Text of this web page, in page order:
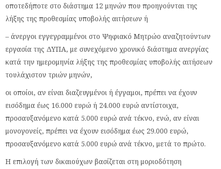
οποτεδήποτε στο διάστημα 12 μηνών που προηγούνται της
λήξης της προθεσμίας υποβολής αιτήσεων ή
– άνεργοι εγγεγραμμένοι στο Ψηφιακό Μητρώο αναζητούντων
εργασία της ΔΥΠΑ, με συνεχόμενο χρονικό διάστημα ανεργίας
κατά την ημερομηνία λήξης της προθεσμίας υποβολής αιτήσεων
τουλάχιστον τριών μηνών,
οι οποίοι, αν είναι διαζευγμένοι ή έγγαμοι, πρέπει να έχουν
εισόδημα έως 16.000 ευρώ ή 24.000 ευρώ αντίστοιχα,
προσαυξανόμενο κατά 5.000 ευρώ ανά τέκνο, ενώ, αν είναι
μονογονείς, πρέπει να έχουν εισόδημα έως 29.000 ευρώ,
προσαυξανόμενο κατά 5.000 ευρώ ανά τέκνο, μετά το πρώτο.
Η επιλογή των δικαιούχων βασίζεται στη μοριοδότηση